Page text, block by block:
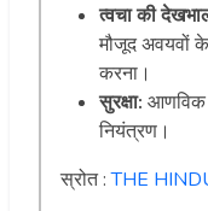
त्वचा की
मौजूद अवयवों
करना।
सुरक्षा: आणविक
नियंत्रण।
स्रोत :THE